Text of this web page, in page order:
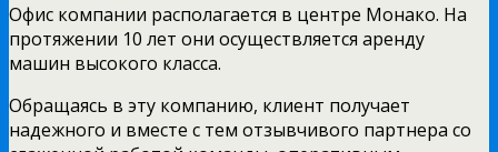
Офис компании располагается в центре Монако. На
протяжении 10 лет они осуществляется аренду
машин высокого класса.
Обращаясь в эту компанию, клиент получает
надежного и вместе с тем отзывчивого партнера со